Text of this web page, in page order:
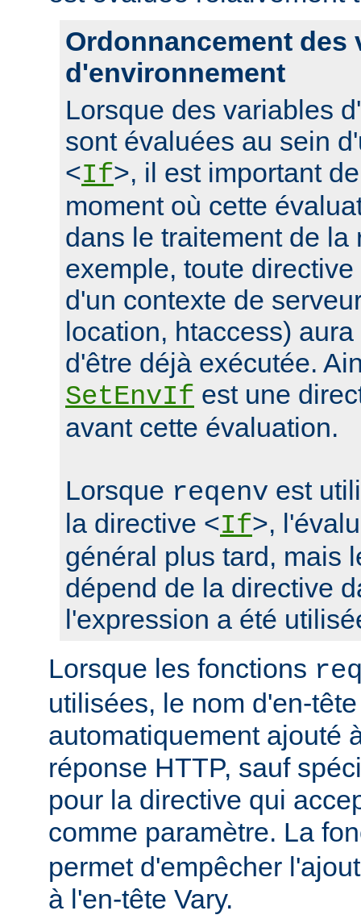
Ordonnancement des
d'environnement
Lorsque des variables
sont évaluées au sein
<If>, il est important
moment où cette
dans le traitement de la
exemple, toute
d'un contexte de
location, htaccess)
d'être déjà exécutée.
SetEnvIf est une
avant cette évaluation.
Lorsque reqenv est
la directive <If>,
général plus tard, mais
dépend de la directive
l'expression a été
Lorsque les fonctions
utilisées, le nom d'en-
automatiquement ajouté
réponse HTTP, sauf
pour la directive qui
comme paramètre. La
permet d'empêcher
à l'en-tête Vary.